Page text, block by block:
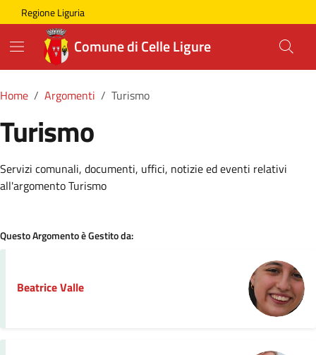
Skip to main content
Comune di Celle Ligure
Regione Liguria
Comune di Celle Ligure
Home Argomenti Turismo
Turismo
Dettagli della Notizia
Servizi comunali, documenti, uffici, notizie ed eventi relativi
all'argomento Turismo
Questo Argomento è Gestito da:
Beatrice Valle